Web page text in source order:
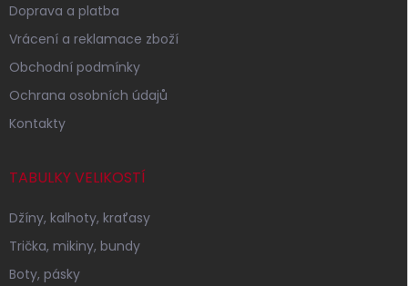
Doprava a platba
Vrácení a reklamace zboží
Obchodní podmínky
Ochrana osobních údajů
Kontakty
TABULKY VELIKOSTÍ
Džíny, kalhoty, kraťasy
Trička, mikiny, bundy
Boty, pásky